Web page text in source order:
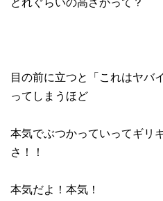
目の前に立つと「これはヤ
ってしまうほど
本気でぶつかっていってギリ
さ！！
本気だよ！本気！